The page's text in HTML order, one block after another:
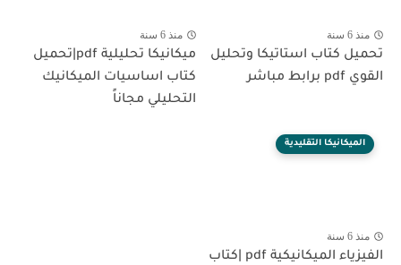
منذ 6 سنة
تحميل كتاب استاتيكا وتحليل
القوي pdf برابط مباشر
منذ 6 سنة
ميكانيكا تحليلية pdf|تحميل
كتاب اساسيات الميكانيك
التحليلي مجاناً
الميكانيكا التقليدية
منذ 6 سنة
الفيزياء الميكانيكية pdf |كتاب